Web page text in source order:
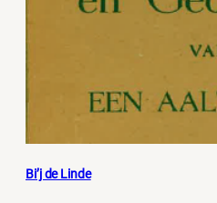
Bi’j de Linde